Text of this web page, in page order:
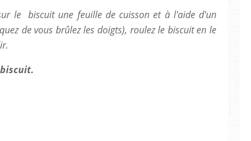
le biscuit une feuille de cuisson et à l'aide d'un
de vous brûlez les doigts), roulez le biscuit en le